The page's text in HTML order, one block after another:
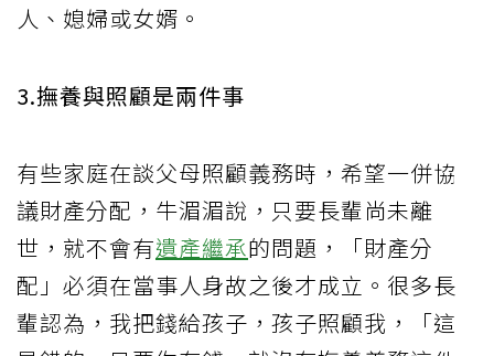
人、媳婦或女婿。
3.撫養與照顧是兩件事
有些家庭在談父母照顧義務時，希望一併協
議財產分配，牛湄湄說，只要長輩尚未離
世，就不會有遺產繼承的問題，「財產分
配」必須在當事人身故之後才成立。很多長
輩認為，我把錢給孩子，孩子照顧我，「這